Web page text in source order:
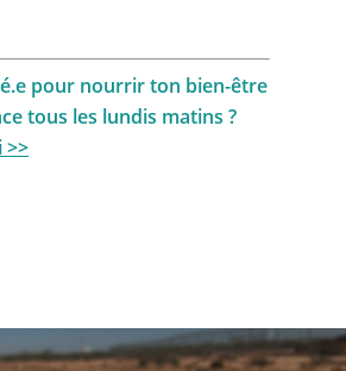
pour nourrir ton bien-être
tous les lundis matins ?
>>